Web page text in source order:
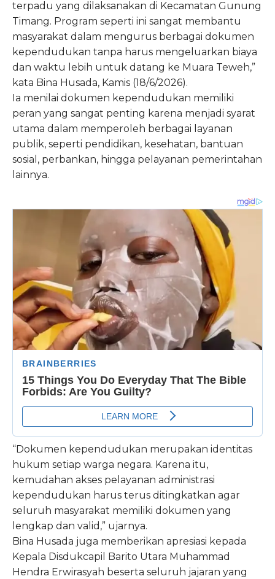
terpadu yang dilaksanakan di Kecamatan Gunung
Timang. Program seperti ini sangat membantu
masyarakat dalam mengurus berbagai dokumen
kependudukan tanpa harus mengeluarkan biaya
dan waktu lebih untuk datang ke Muara Teweh,”
kata Bina Husada, Kamis (18/6/2026).
Ia menilai dokumen kependudukan memiliki
peran yang sangat penting karena menjadi syarat
utama dalam memperoleh berbagai layanan
publik, seperti pendidikan, kesehatan, bantuan
sosial, perbankan, hingga pelayanan pemerintahan
lainnya.
“Dokumen kependudukan merupakan identitas
hukum setiap warga negara. Karena itu,
kemudahan akses pelayanan administrasi
kependudukan harus terus ditingkatkan agar
seluruh masyarakat memiliki dokumen yang
lengkap dan valid,” ujarnya.
Bina Husada juga memberikan apresiasi kepada
Kepala Disdukcapil Barito Utara Muhammad
Hendra Erwirasyah beserta seluruh jajaran yang